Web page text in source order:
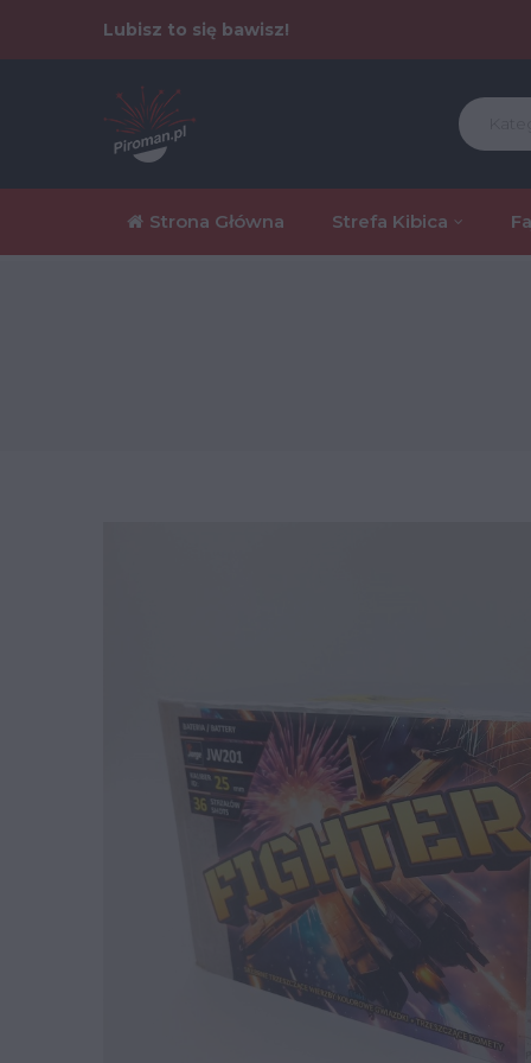
Lubisz to się bawisz!
Strona Główna Strefa Kibica